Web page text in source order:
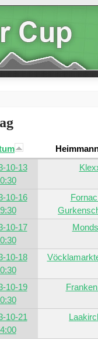
10-13
10-16
10-17
10-18
10-19
10-21